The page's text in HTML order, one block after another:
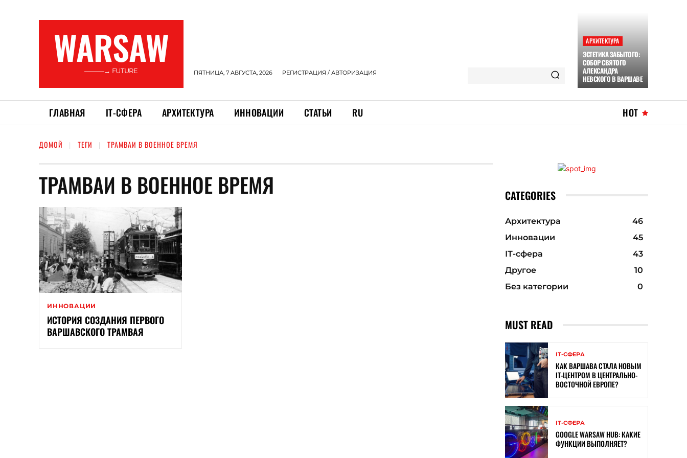
WARSAW
———→ FUTURE ПЯТНИЦА, 7 АВГУСТА, 2026 РЕГИСТРАЦИЯ / АВТОРИЗАЦИЯ
АРХИТЕКТУРА
ЭСТЕТИКА ЗАБЫТОГО:
СОБОР СВЯТОГО
АЛЕКСАНДРА
НЕВСКОГО В ВАРШАВЕ
ГЛАВНАЯ ІТ-СФЕРА АРХИТЕКТУРА ИННОВАЦИИ СТАТЬИ RU HOT
ДОМОЙ ТЕГИ ТРАМВАИ В ВОЕННОЕ ВРЕМЯ
ТРАМВАИ В ВОЕННОЕ ВРЕМЯ
ИННОВАЦИИ
ИСТОРИЯ СОЗДАНИЯ ПЕРВОГО
ВАРШАВСКОГО ТРАМВАЯ
CATEGORIES
Архитектура
46
Инновации
45
ІТ-сфера
43
Другое
10
Без категории
0
MUST READ
ІТ-СФЕРА
КАК ВАРШАВА СТАЛА НОВЫМ
IT-ЦЕНТРОМ В ЦЕНТРАЛЬНО-
ВОСТОЧНОЙ ЕВРОПЕ?
ІТ-СФЕРА
GOOGLE WARSAW HUB: КАКИЕ
ФУНКЦИИ ВЫПОЛНЯЕТ?